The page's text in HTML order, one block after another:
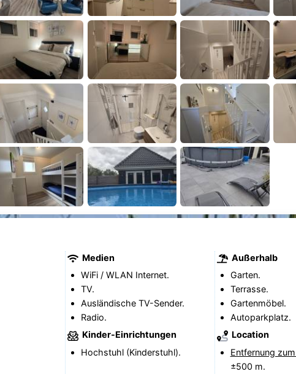
Medien
WiFi / WLAN Internet.
TV.
Ausländische TV-Sender.
Radio.
Kinder-Einrichtungen
Hochstuhl (Kinderstuhl).
Außerhalb
Garten.
Terrasse.
Gartenmöbel.
Autoparkplatz.
Location
Entfernung
±500 m.